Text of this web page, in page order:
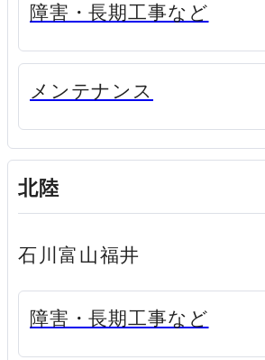
障害・長期工事など
メンテナンス
北陸
石川富山福井
障害・長期工事など